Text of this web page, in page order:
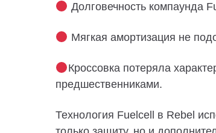
Долговечность компаунда
Мягкая амортизация не
Кроссовка потеряла
предшественниками.
Технология Fuelcell в Rebel